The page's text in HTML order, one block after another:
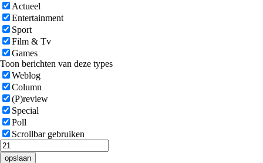
Actueel
Entertainment
Sport
Film & Tv
Games
Toon berichten van deze types
Weblog
Column
(P)review
Special
Poll
Scrollbar gebruiken
opslaan